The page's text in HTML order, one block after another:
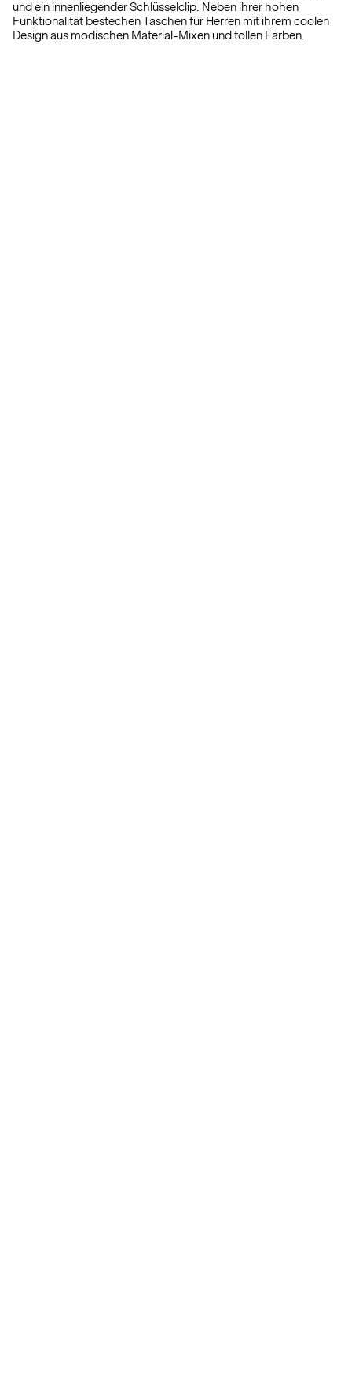
und ein innenliegender Schlüsselclip. Neben ihrer hohen
Funktionalität bestechen Taschen für Herren mit ihrem coolen
Design aus modischen Material-Mixen und tollen Farben.